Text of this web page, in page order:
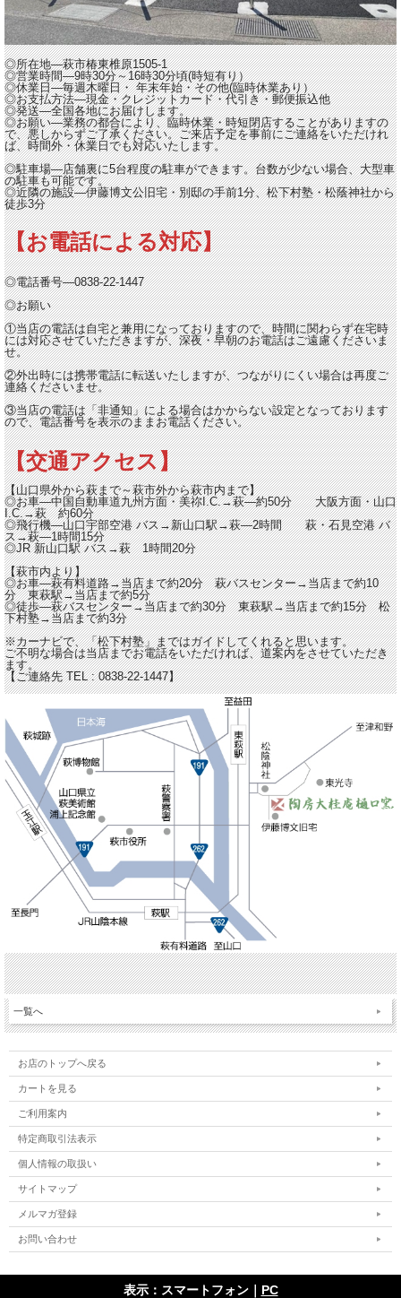
◎所在地―萩市椿東椎原1505-1
◎営業時間―9時30分～16時30分頃(時短有り）
◎休業日―毎週木曜日・ 年末年始・その他(臨時休業あり）
◎お支払方法―現金・クレジットカード・代引き・郵便振込他
◎発送―全国各地にお届けします。
◎お願い―業務の都合により、臨時休業・時短閉店することがありますの
で、悪しからずご了承ください。ご来店予定を事前にご連絡をいただけれ
ば、時間外・休業日でも対応いたします。
◎駐車場―店舗裏に5台程度の駐車ができます。台数が少ない場合、大型車
の駐車も可能です。
◎近隣の施設―伊藤博文公旧宅・別邸の手前1分、松下村塾・松蔭神社から
徒歩3分
【お電話による対応】
◎電話番号―0838-22-1447
◎お願い
①当店の電話は自宅と兼用になっておりますので、時間に関わらず在宅時
には対応させていただきますが、深夜・早朝のお電話はご遠慮くださいま
せ。
②外出時には携帯電話に転送いたしますが、つながりにくい場合は再度ご
連絡くださいませ。
③当店の電話は「非通知」による場合はかからない設定となっております
ので、電話番号を表示のままお電話ください。
【交通アクセス】
【山口県外から萩まで～萩市外から萩市内まで】
◎お車―中国自動車道九州方面・美祢I.C.→萩―約50分 大阪方面・山口
I.C.→萩 約60分
◎飛行機―山口宇部空港 バス→新山口駅→萩―2時間 萩・石見空港 バ
ス→萩―1時間15分
◎JR 新山口駅 バス→萩 1時間20分
【萩市内より】
◎お車―萩有料道路→当店まで約20分 萩バスセンター→当店まで約10
分 東萩駅→当店まで約5分
◎徒歩―萩バスセンター→当店まで約30分 東萩駅→当店まで約15分 松
下村塾→当店まで約3分
※カーナビで、「松下村塾」まではガイドしてくれると思います。
ご不明な場合は当店までお電話をいただければ、道案内をさせていただき
ます。
【ご連絡先 TEL : 0838-22-1447】
一覧へ
お店のトップへ戻る
カートを見る
ご利用案内
特定商取引法表示
個人情報の取扱い
サイトマップ
メルマガ登録
お問い合わせ
表示：スマートフォン｜ PC